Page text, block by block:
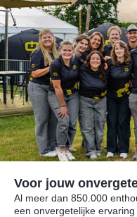
Voor jouw
Al meer dan 850.000
een onvergetelijke